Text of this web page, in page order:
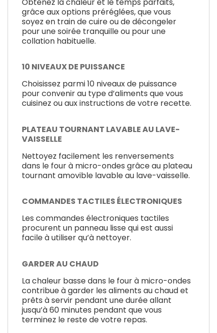
grâce aux options préréglées, que vous
soyez en train de cuire ou de décongeler
pour une soirée tranquille ou pour une
collation habituelle.
10 NIVEAUX DE PUISSANCE
Choisissez parmi 10 niveaux de puissance
pour convenir au type d’aliments que vous
cuisinez ou aux instructions de votre recette.
PLATEAU TOURNANT LAVABLE AU LAVE-
VAISSELLE
Nettoyez facilement les renversements
dans le four à micro-ondes grâce au plateau
tournant amovible lavable au lave-vaisselle.
COMMANDES TACTILES ÉLECTRONIQUES
Les commandes électroniques tactiles
procurent un panneau lisse qui est aussi
facile à utiliser qu’à nettoyer.
GARDER AU CHAUD
La chaleur basse dans le four à micro-ondes
contribue à garder les aliments au chaud et
prêts à servir pendant une durée allant
jusqu’à 60 minutes pendant que vous
terminez le reste de votre repas.